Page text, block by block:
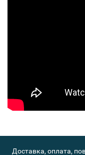
Доставка, оплата,